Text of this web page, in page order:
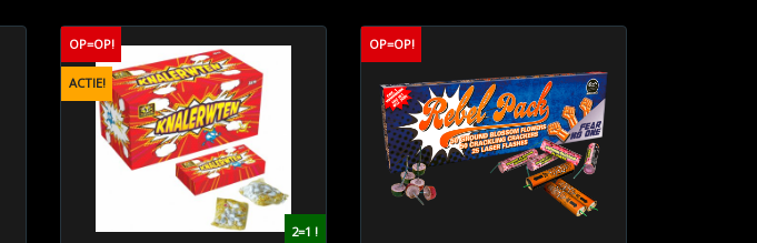
OP=OP!
ACTIE!
2=1 !
OP=OP!